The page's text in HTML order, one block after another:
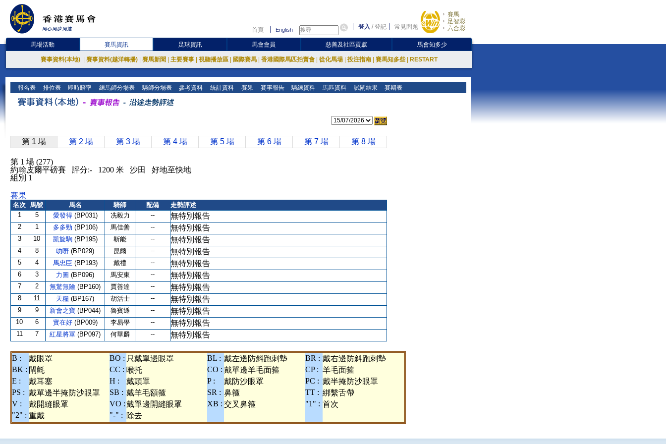
首頁 English 登入 /登記 常見問題
賽馬
足智彩
六合彩
馬場活動 賽馬資訊 足球資訊 馬會會員 慈善及社區貢獻 馬會知多少
賽事資料(本地) 賽事資料(越洋轉播) 賽馬新聞 主要賽事 視聽播放區 國際賽馬 香港國際馬匹拍賣會 從化馬場 投注指南 賽馬知多些 RESTART
報名表 排位表 即時賠率 練馬師分場表 騎師分場表 參考資料 統計資料 賽果 賽事報告 騎練資料 馬匹資料 試閘結果 賽期表
第 1 場 第 2 場 第 3 場 第 4 場 第 5 場 第 6 場 第 7 場 第 8 場
第 1 場 (277)
約翰皮爾平磅賽 評分:- 1200 米 沙田 好地至快地
組別 1
賽果
名次 馬號 馬名 騎師 配備
走勢評述
1
5 愛發得 (BP031) 冼毅力 -- 無特別報告
2 1 多多勁 (BP106) 馬佳善 -- 無特別報告
3 10 凱旋駒 (BP195) 靳能 -- 無特別報告
4 8 叻嘢 (BP029) 昆爾 -- 無特別報告
5 4 馬忠臣 (BP193) 戴禮 -- 無特別報告
6 3 力圖 (BP096) 馬安東 -- 無特別報告
7 2 無驚無險 (BP160) 賈善達 -- 無特別報告
8 11 天糧 (BP167) 胡活士 -- 無特別報告
9 9 新會之寶 (BP044) 魯賓遜 -- 無特別報告
10 6 實在好 (BP009) 李易學 -- 無特別報告
11 7 紅星將軍 (BP097) 何華麟 -- 無特別報告
B : 戴眼罩 BO : 只戴單邊眼罩 BL : 戴左邊防斜跑刺墊 BR : 戴右邊防斜跑刺墊
BK : 閘氈 CC : 喉托 CO : 戴單邊羊毛面箍 CP : 羊毛面箍
E :
戴耳塞 H : 戴頭罩 P : 戴防沙眼罩 PC : 戴半掩防沙眼罩
PS : 戴單邊半掩防沙眼罩 SB : 戴羊毛額箍 SR : 鼻箍 TT : 綁繫舌帶
V :
戴開縫眼罩 VO :戴單邊開縫眼罩 XB : 交叉鼻箍 "1" : 首次
"2" : 重戴 "-" : 除去